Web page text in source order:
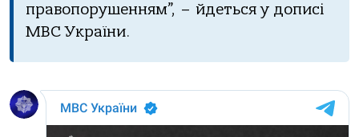
правопорушенням”, – йдеться у дописі
МВС України.